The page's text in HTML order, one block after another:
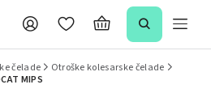
čelade
Otroške kolesarske čelade
MIPS